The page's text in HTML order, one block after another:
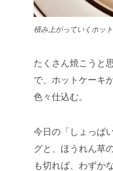
積み上がっていくホッ
たくさん焼こうと
で、ホットケーキ
色々仕込む。
今日の「しょっぱ
グと、ほうれん草
も切れば、わずか